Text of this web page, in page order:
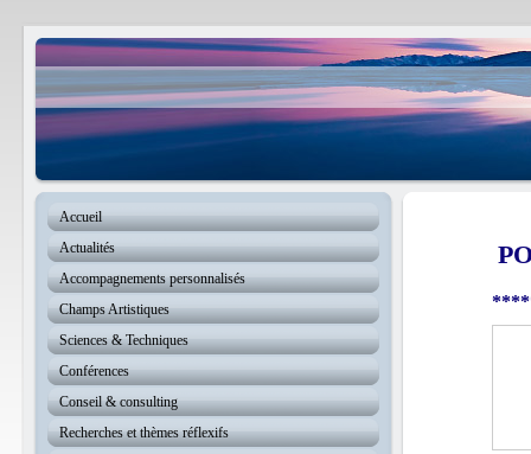
Accueil
Actualités
Accompagnements personnalisés
Champs Artistiques
Sciences & Techniques
Conférences
Conseil & consulting
Recherches et thèmes réflexifs